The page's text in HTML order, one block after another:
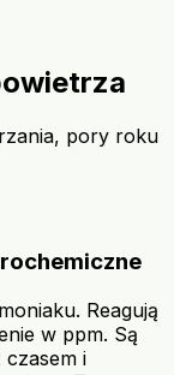
pory roku
Reagują
w ppm. Są
czasem i